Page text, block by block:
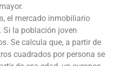
el mercado inmobiliario
la población joven
Se calcula que, a partir de
cuadrados por persona se